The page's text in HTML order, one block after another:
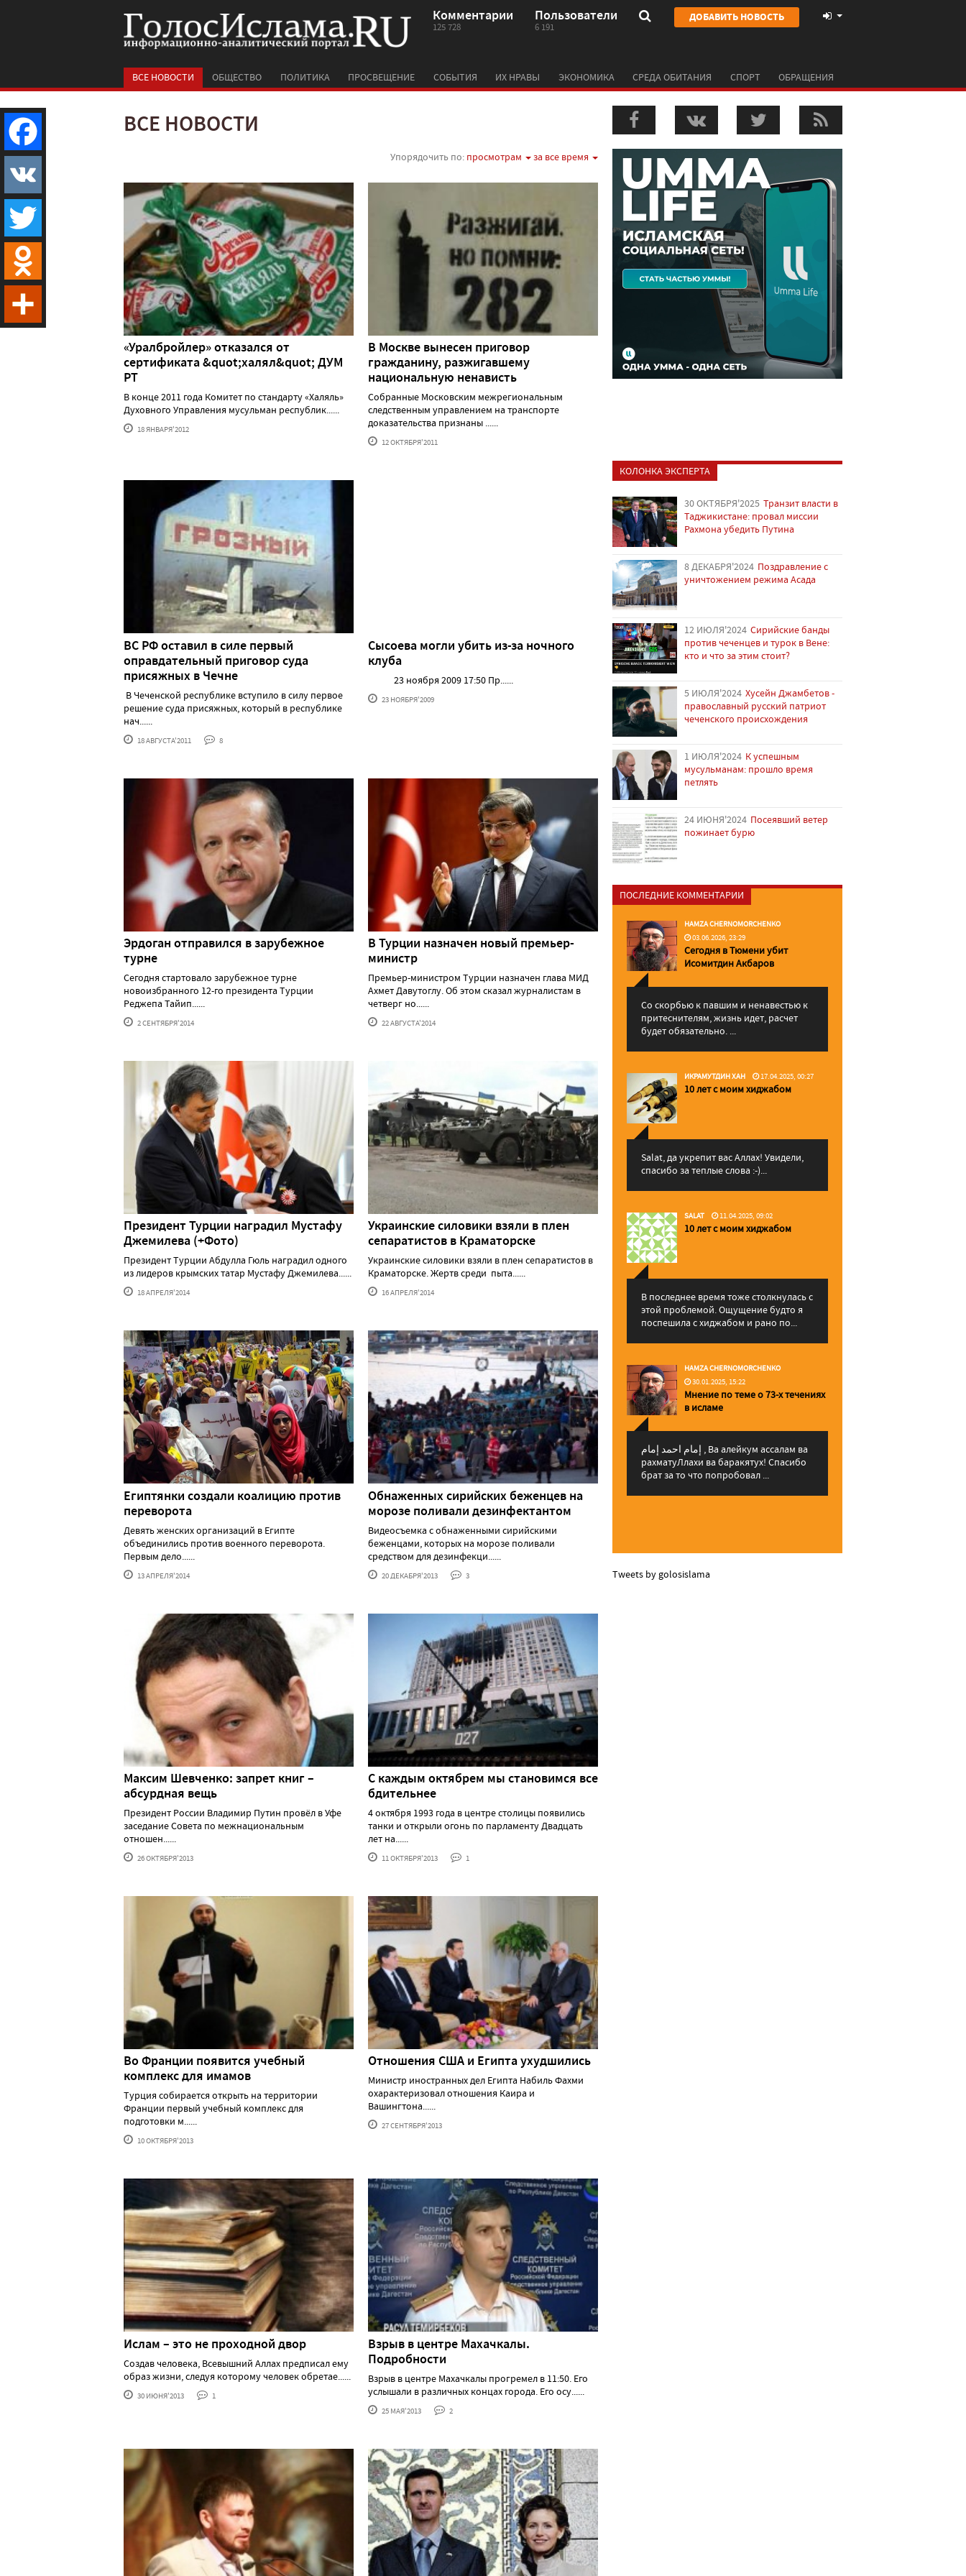
Комментарии
125 728
Пользователи
6 191
ДОБАВИТЬ НОВОСТЬ
ВСЕ НОВОСТИ ОБЩЕСТВО ПОЛИТИКА ПРОСВЕЩЕНИЕ СОБЫТИЯ ИХ НРАВЫ ЭКОНОМИКА СРЕДА ОБИТАНИЯ СПОРТ ОБРАЩЕНИЯ
ВСЕ НОВОСТИ
Упорядочить по: просмотрам за все время
«Уралбройлер» отказался от
сертификата &quot;халял&quot; ДУМ
РТ
В конце 2011 года Комитет по стандарту «Халяль»
Духовного Управления мусульман республик......
18 ЯНВАРЯ'2012
В Москве вынесен приговор
гражданину, разжигавшему
национальную ненависть
Собранные Московским межрегиональным
следственным управлением на транспорте
доказательства признаны ......
12 ОКТЯБРЯ'2011
ВС РФ оставил в силе первый
оправдательный приговор суда
присяжных в Чечне
В Чеченской республике вступило в силу первое
решение суда присяжных, который в республике
нач......
18 АВГУСТА'2011 8
Сысоева могли убить из-за ночного
клуба
23 ноября 2009 17:50 Пр......
23 НОЯБРЯ'2009
Эрдоган отправился в зарубежное
турне
Сегодня стартовало зарубежное турне
новоизбранного 12-го президента Турции
Реджепа Тайип......
2 СЕНТЯБРЯ'2014
В Турции назначен новый премьер-
министр
Премьер-министром Турции назначен глава МИД
Ахмет Давутоглу. Об этом сказал журналистам в
четверг но......
22 АВГУСТА'2014
Президент Турции наградил Мустафу
Джемилева (+Фото)
Президент Турции Абдулла Гюль наградил одного
из лидеров крымских татар Мустафу Джемилева......
18 АПРЕЛЯ'2014
Украинские силовики взяли в плен
сепаратистов в Краматорске
Украинские силовики взяли в плен сепаратистов в
Краматорске. Жертв среди пыта......
16 АПРЕЛЯ'2014
Египтянки создали коалицию против
переворота
Девять женских организаций в Египте
объединились против военного переворота.
Первым дело......
13 АПРЕЛЯ'2014
Обнаженных сирийских беженцев на
морозе поливали дезинфектантом
Видеосъемка с обнаженными сирийскими
беженцами, которых на морозе поливали
средством для дезинфекци......
20 ДЕКАБРЯ'2013 3
Максим Шевченко: запрет книг –
абсурдная вещь
Президент России Владимир Путин провёл в Уфе
заседание Совета по межнациональным
отношен......
26 ОКТЯБРЯ'2013
С каждым октябрем мы становимся все
бдительнее
4 октября 1993 года в центре столицы появились
танки и открыли огонь по парламенту Двадцать
лет на......
11 ОКТЯБРЯ'2013 1
Во Франции появится учебный
комплекс для имамов
Турция собирается открыть на территории
Франции первый учебный комплекс для
подготовки м......
10 ОКТЯБРЯ'2013
Отношения США и Египта ухудшились
Министр иностранных дел Египта Набиль Фахми
охарактеризовал отношения Каира и
Вашингтона......
27 СЕНТЯБРЯ'2013
Ислам – это не проходной двор
Создав человека, Всевышний Аллах предписал ему
образ жизни, следуя которому человек обретае......
30 ИЮНЯ'2013 1
Взрыв в центре Махачкалы.
Подробности
Взрыв в центре Махачкалы прогремел в 11:50. Его
услышали в различных концах города. Его осу......
25 МАЯ'2013 2
КОЛОНКА ЭКСПЕРТА
30 ОКТЯБРЯ'2025 Транзит власти в
Таджикистане: провал миссии
Рахмона убедить Путина
8 ДЕКАБРЯ'2024 Поздравление с
уничтожением режима Асада
12 ИЮЛЯ'2024 Сирийские банды
против чеченцев и турок в Вене:
кто и что за этим стоит?
5 ИЮЛЯ'2024 Хусейн Джамбетов -
православный русский патриот
чеченского происхождения
1 ИЮЛЯ'2024 К успешным
мусульманам: прошло время
петлять
24 ИЮНЯ'2024 Посеявший ветер
пожинает бурю
ПОСЛЕДНИЕ КОММЕНТАРИИ
HAMZA CHERNOMORCHENKO
03.06.2026, 23:29
Сегодня в Тюмени убит
Исомитдин Акбаров
Со скорбью к павшим и ненавестью к
притеснителям, жизнь идет, расчет
будет обязательно. ...
ИКРАМУТДИН ХАН 17.04.2025, 00:27
10 лет с моим хиджабом
Salat, да укрепит вас Аллаx! Увидели,
спасибо за теплые слова :-)...
SALAT 11.04.2025, 09:02
10 лет с моим хиджабом
В последнее время тоже столкнулась с
этой проблемой. Ощущение будто я
поспешила с хиджабом и рано по...
HAMZA CHERNOMORCHENKO
30.01.2025, 15:22
Мнение по теме о 73-х течениях
в исламе
إمام احمد إمام , Ва алейкум ассалам ва
рахматуЛлахи ва баракятух! Спасибо
брат за то что попробовал ...
Tweets by golosislama
Facebook
VK
Twitter
Odnoklassniki